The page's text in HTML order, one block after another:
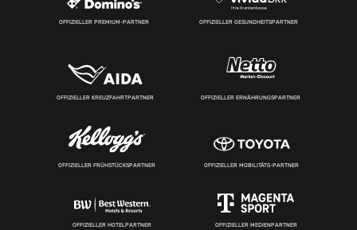
OFFIZIELLER PREMIUM-PARTNER OFFIZIELLER GESUNDHEITSPARTNER
OFFIZIELLER KREUZFAHRTPARTNER OFFIZIELLER ERNÄHRUNGSPARTNER
OFFIZIELLER FRÜHSTÜCKSPARTNER OFFIZIELLER MOBILITÄTS-PARTNER
OFFIZIELLER HOTELPARTNER OFFIZIELLER MEDIENPARTNER